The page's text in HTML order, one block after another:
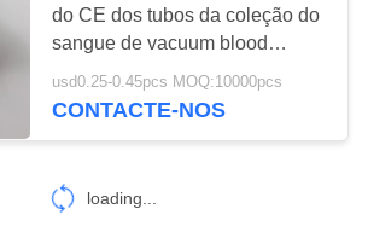
do CE dos tubos da coleção do
sangue de vacuum blood
colletion tube aprovado
usd0.25-0.45pcs MOQ:10000pcs
CONTACTE-NOS
loading...